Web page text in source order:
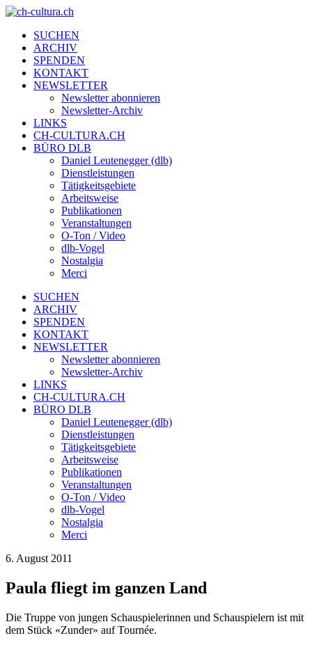
SUCHEN
ARCHIV
SPENDEN
KONTAKT
NEWSLETTER
Newsletter abonnieren
Newsletter-Archiv
LINKS
CH-CULTURA.CH
BÜRO DLB
Daniel Leutenegger (dlb)
Dienstleistungen
Tätigkeitsgebiete
Arbeitsweise
Publikationen
Veranstaltungen
O-Ton / Video
dlb-Vogel
Nostalgia
Merci
SUCHEN
ARCHIV
SPENDEN
KONTAKT
NEWSLETTER
Newsletter abonnieren
Newsletter-Archiv
LINKS
CH-CULTURA.CH
BÜRO DLB
Daniel Leutenegger (dlb)
Dienstleistungen
Tätigkeitsgebiete
Arbeitsweise
Publikationen
Veranstaltungen
O-Ton / Video
dlb-Vogel
Nostalgia
Merci
6. August 2011
Paula fliegt im ganzen Land
Die Truppe von jungen Schauspielerinnen und Schauspielern ist mit
dem Stück «Zunder» auf Tournée.